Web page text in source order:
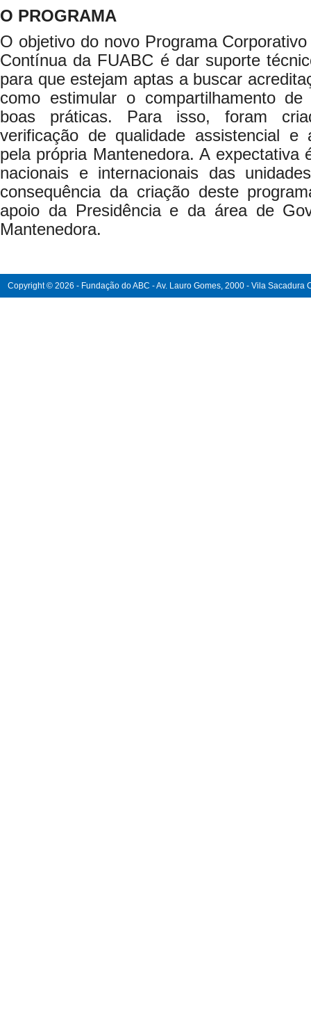
O PROGRAMA
O objetivo do novo Programa
Contínua da FUABC é dar suporte
para que estejam aptas a buscar
como estimular o compartilhamento
boas práticas. Para isso, foram
verificação de qualidade assistencial e
pela própria Mantenedora. A expectativa
nacionais e internacionais das
consequência da criação deste
apoio da Presidência e da área de
Mantenedora.
Copyright © 2026 - Fundação do ABC - Av. Lauro Gomes, 2000 - Vila